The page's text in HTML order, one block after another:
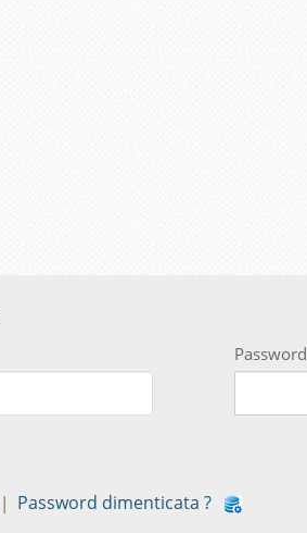
Password
| Password dimenticata ?